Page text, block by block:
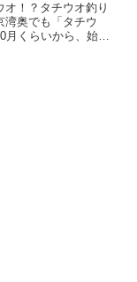
！？タチウオ釣り
湾奥でも「タチウ
月くらいから、始ま